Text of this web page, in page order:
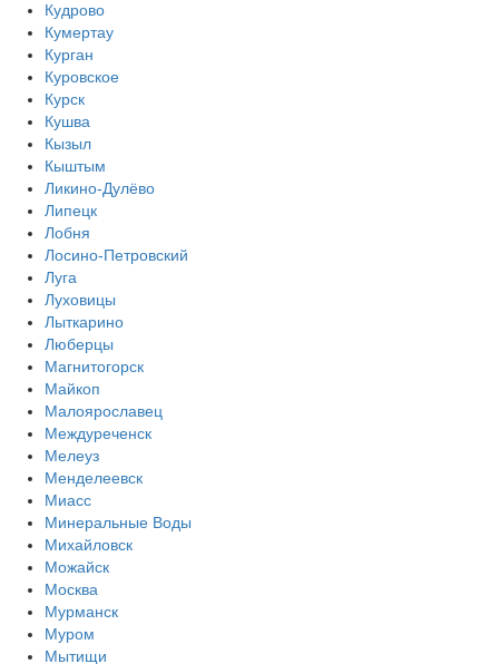
Кудрово
Кумертау
Курган
Куровское
Курск
Кушва
Кызыл
Кыштым
Ликино-Дулёво
Липецк
Лобня
Лосино-Петровский
Луга
Луховицы
Лыткарино
Люберцы
Магнитогорск
Майкоп
Малоярославец
Междуреченск
Мелеуз
Менделеевск
Миасс
Минеральные Воды
Михайловск
Можайск
Москва
Мурманск
Муром
Мытищи